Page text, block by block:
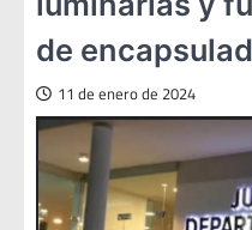
de
11 de enero de 2024